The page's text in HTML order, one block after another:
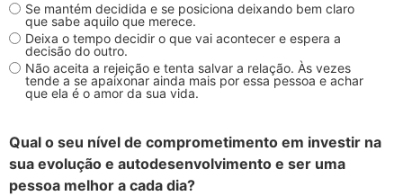
Se mantém decidida e se posiciona deixando bem claro
que sabe aquilo que merece.
Deixa o tempo decidir o que vai acontecer e espera a
decisão do outro.
Não aceita a rejeição e tenta salvar a relação. Às vezes
tende a se apaixonar ainda mais por essa pessoa e achar
que ela é o amor da sua vida.
Qual o seu nível de comprometimento em investir na
sua evolução e autodesenvolvimento e ser uma
pessoa melhor a cada dia?